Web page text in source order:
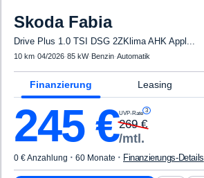
Skoda Fabia
Drive Plus 1.0 TSI DSG 2ZKlima AHK Appl...
10 km·04/2026·85 kW· Benzin·Automatik
Finanzierung Leasing
245€UVP-Rate 3
269€
/mtl.
0 € Anzahlung · 60 Monate · Finanzierungs-Details